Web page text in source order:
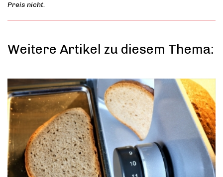
Preis nicht.
Weitere Artikel zu diesem Thema: